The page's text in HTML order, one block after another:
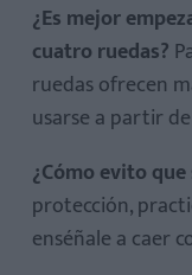
¿Es mejor
cuatro ruedas?
ruedas ofrecen
usarse a partir
¿Cómo evito
protección,
enséñale a caer